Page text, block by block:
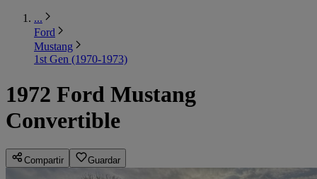
...
Ford
Mustang
1st Gen (1970-1973)
1972 Ford Mustang
Convertible
Compartir Guardar